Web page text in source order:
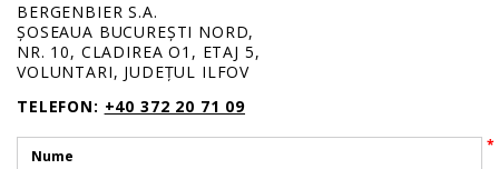
BERGENBIER S.A.
ȘOSEAUA BUCUREȘTI NORD,
NR. 10, CLADIREA O1, ETAJ 5,
VOLUNTARI, JUDEȚUL ILFOV
TELEFON: +40 372 20 71 09